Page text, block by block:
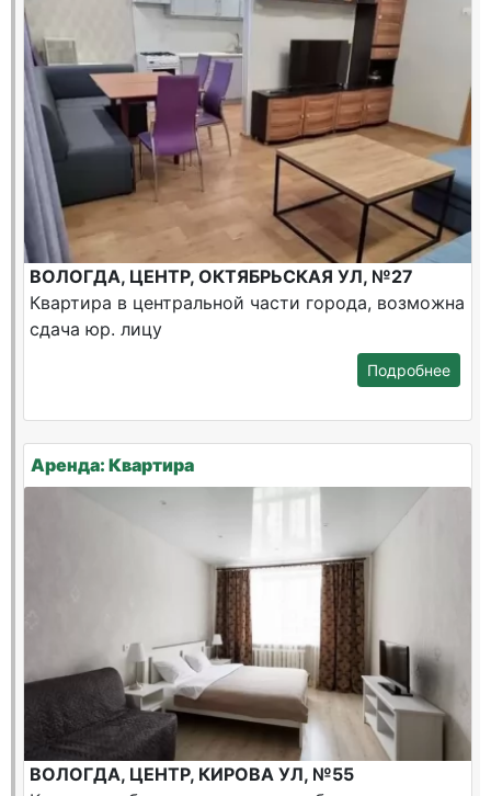
ВОЛОГДА, ЦЕНТР, ОКТЯБРЬСКАЯ УЛ, №27
Квартира в центральной части города, возможна
сдача юр. лицу
Подробнее
Аренда: Квартира
ВОЛОГДА, ЦЕНТР, КИРОВА УЛ, №55